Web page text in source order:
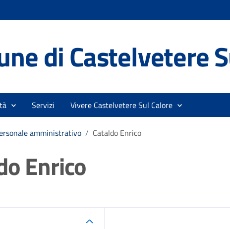
di Castelvetere
Servizi Vivere Castelvetere Sul Calore
amministrativo / Cataldo Enrico
Enrico